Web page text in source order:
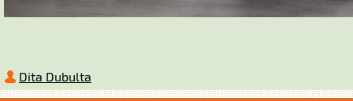
Dita Dubulta